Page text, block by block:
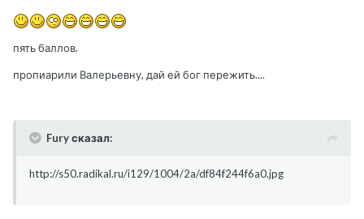
пять баллов.
пропиарили Валерьевну, дай ей бог пережить....
Fury сказал:
http://s50.radikal.ru/i129/1004/2a/df84f244f6a0.jpg